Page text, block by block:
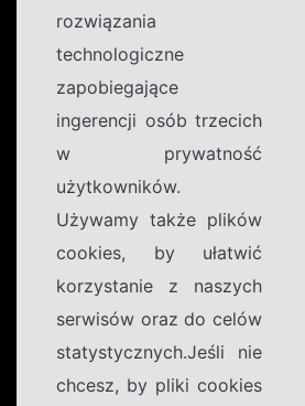
rozwiązania
technologiczne
zapobiegające
ingerencji osób trzecich
w prywatność
użytkowników.
Używamy także plików
cookies, by ułatwić
korzystanie z naszych
serwisów oraz do celów
statystycznych.Jeśli nie
chcesz, by pliki cookies